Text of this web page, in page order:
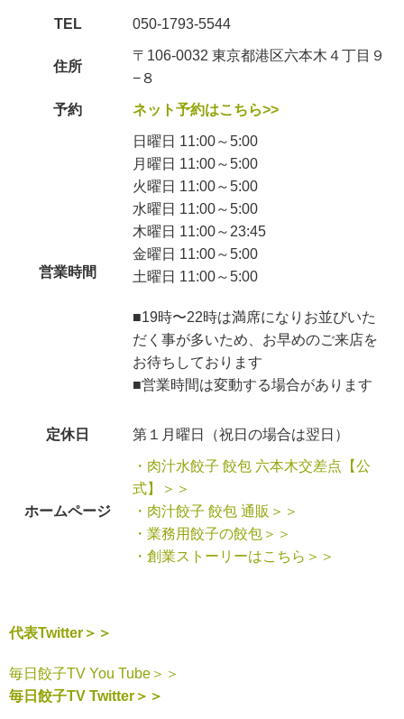
TEL 050-1793-5544
住所
〒106-0032 東京都港区六本木４丁目９
−８
予約 ネット予約はこちら>>
営業時間
日曜日 11:00～5:00
月曜日 11:00～5:00
火曜日 11:00～5:00
水曜日 11:00～5:00
木曜日 11:00～23:45
金曜日 11:00～5:00
土曜日 11:00～5:00
■19時〜22時は満席になりお並びいた
だく事が多いため、お早めのご来店を
お待ちしております
■営業時間は変動する場合があります
定休日 第１月曜日（祝日の場合は翌日）
ホームページ
・肉汁水餃子 餃包 六本木交差点【公
式】＞＞
・肉汁餃子 餃包 通販＞＞
・業務用餃子の餃包＞＞
・創業ストーリーはこちら＞＞
代表Twitter＞＞
毎日餃子TV You Tube＞＞
毎日餃子TV Twitter＞＞